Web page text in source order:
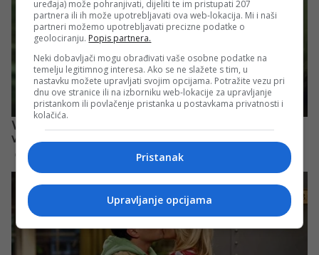
uređaja) može pohranjivati, dijeliti te im pristupati 207
partnera ili ih može upotrebljavati ova web-lokacija. Mi i naši
partneri možemo upotrebljavati precizne podatke o
geolociranju. Popis partnera.
Neki dobavljači mogu obrađivati vaše osobne podatke na
temelju legitimnog interesa. Ako se ne slažete s tim, u
nastavku možete upravljati svojim opcijama. Potražite vezu pri
dnu ove stranice ili na izborniku web-lokacije za upravljanje
pristankom ili povlačenje pristanka u postavkama privatnosti i
kolačića.
Pristanak
Upravljanje opcijama